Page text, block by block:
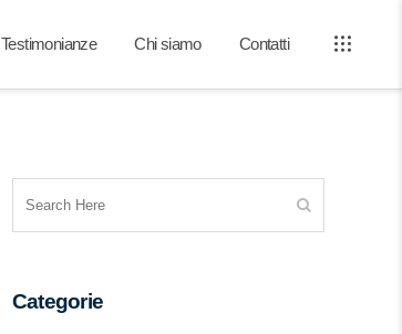
Testimonianze Chi siamo Contatti
Categorie